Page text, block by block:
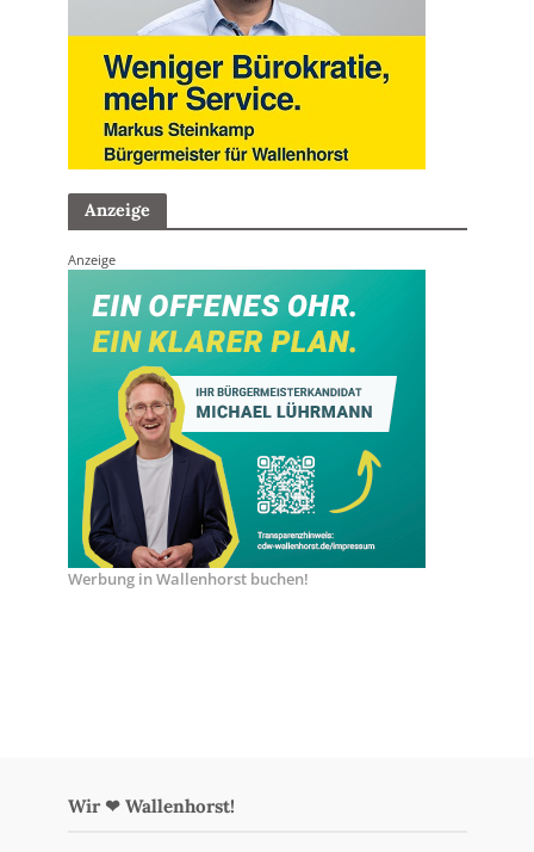
Anzeige
Anzeige
Werbung in Wallenhorst buchen!
Wir ❤ Wallenhorst!